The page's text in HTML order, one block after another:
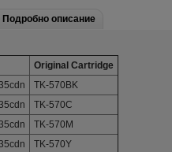
Подробно описание
Original Cartridge
TK-570BK
TK-570C
TK-570M
TK-570Y